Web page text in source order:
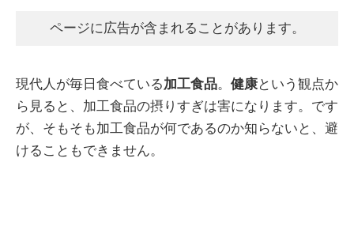
ページに広告が含まれることがあります。
現代人が毎日食べている加工食品。 健康という観点か
ら見ると、加工食品の摂りすぎは害になります。です
が、そもそも加工食品が何であるのか知らないと、避
けることもできません。